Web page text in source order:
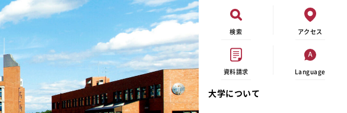
検索 アクセス
資料請求 Language
大学について